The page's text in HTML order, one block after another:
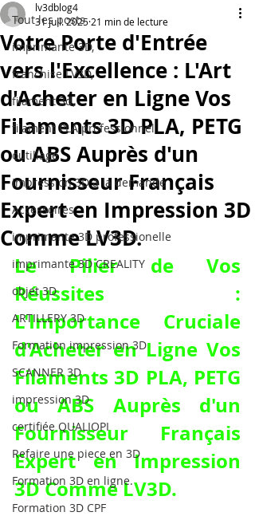
Tout les posts
imprimante 3D,
franchise LV3D,
filament 3d,
filament PLA professionnel
outillage
impression 3D à la demande
Accessoires
imprimante 3D professionelle
imprimante 3D CREALITY
objet 3D
ARTILLERY 3D
Formation impression 3D
SCANNER 3D
impression 3D
certifiée QUALIOPI
Refaire une piece en 3D
Formation 3D en ligne.
Formation 3D CPF
Votre Porte d'Entrée
vers l'Excellence : L'Art
d'Acheter en Ligne Vos
Filaments 3D PLA, PETG
ou ABS Auprès d'un
Fournisseur Français
Expert en Impression 3D
Comme LV3D.
lv3dblog4
31 juil. 2025 21 min de lecture
Le Pilier de Vos
Réussites :
L'Importance Cruciale
d'Acheter en Ligne Vos
Filaments 3D PLA, PETG
ou ABS Auprès d'un
Fournisseur Français
Expert en Impression
3D Comme LV3D.